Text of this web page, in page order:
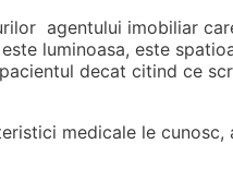
agentului imobiliar
luminoasa, este
decat citind ce
medicale le cunosc,